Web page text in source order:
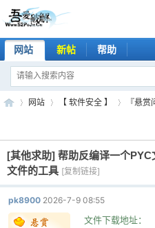
网站 新帖 帮助
吾 »
网站
›
【 软件安全 】
『悬赏
[其他求助] 帮助反编译一个
文件的工具 [复制链接]
pk8900 2026-7-9 08:55
文件下载地址：